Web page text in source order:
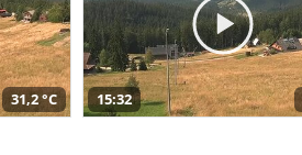
31,2 °C 15:32